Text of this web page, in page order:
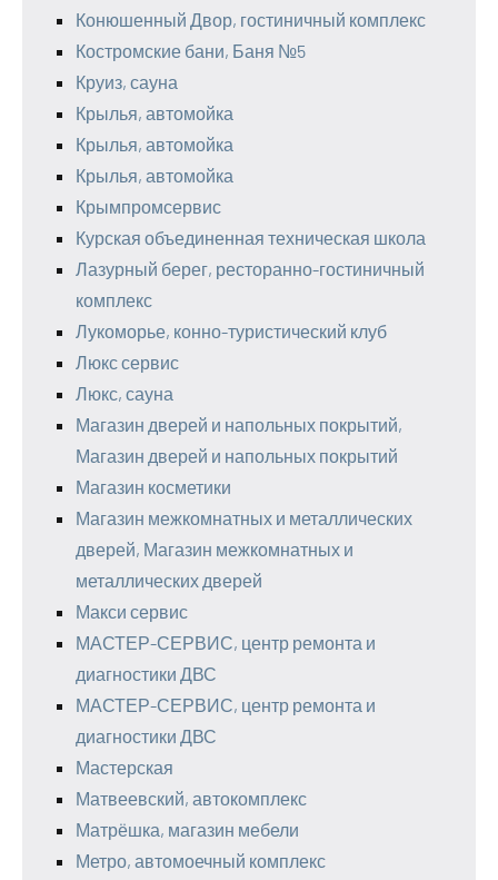
Конюшенный Двор, гостиничный комплекс
Костромские бани, Баня №5
Круиз, сауна
Крылья, автомойка
Крылья, автомойка
Крылья, автомойка
Крымпромсервис
Курская объединенная техническая школа
Лазурный берег, ресторанно-гостиничный
комплекс
Лукоморье, конно-туристический клуб
Люкс сервис
Люкс, сауна
Магазин дверей и напольных покрытий,
Магазин дверей и напольных покрытий
Магазин косметики
Магазин межкомнатных и металлических
дверей, Магазин межкомнатных и
металлических дверей
Макси сервис
МАСТЕР-СЕРВИС, центр ремонта и
диагностики ДВС
МАСТЕР-СЕРВИС, центр ремонта и
диагностики ДВС
Мастерская
Матвеевский, автокомплекс
Матрёшка, магазин мебели
Метро, автомоечный комплекс